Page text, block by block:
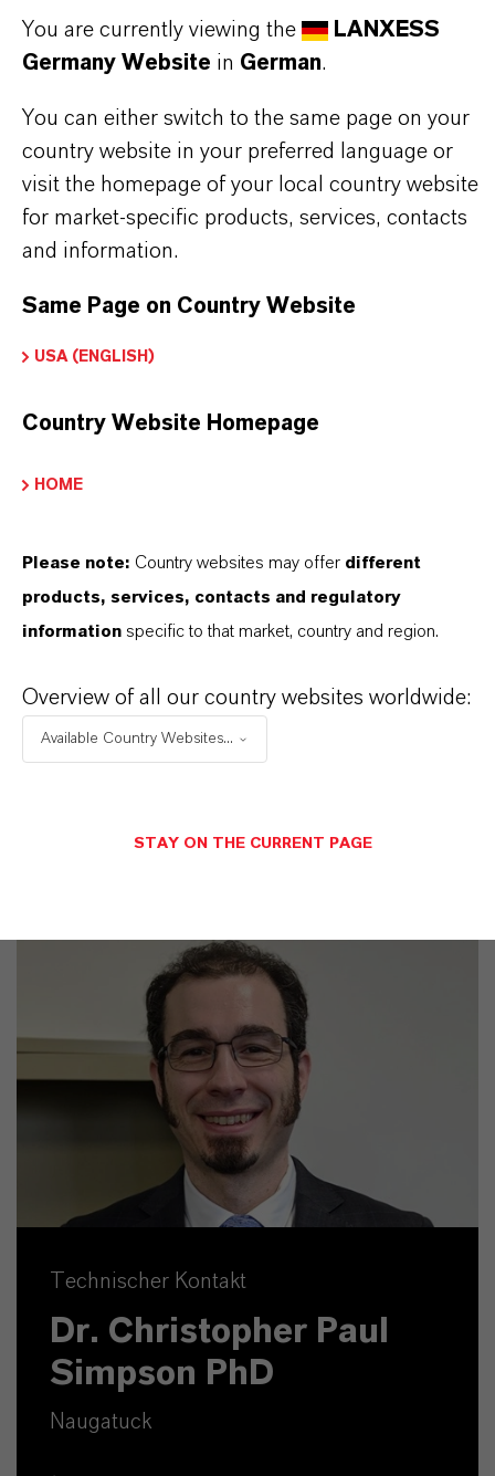
11 Gründe, warum LANXESS der richtige
Partner für Ihr Unternehmen ist
Kaufmännischer Kontakt
Pittsburgh
+1 412 463 9270
NACHRICHT SENDEN
Technischer Kontakt
Dr. Christopher Paul
Simpson PhD
Naugatuck
You are currently viewing the
LANXESS
Germany Website in German.
You can either switch to the same page on your
country website in your preferred language or
visit the homepage of your local country website
for market-specific products, services, contacts
and information.
Same Page on Country Website
USA (ENGLISH)
Country Website Homepage
HOME
Please note: Country websites may offer different
products, services, contacts and regulatory
information specific to that market, country and region.
Overview of all our country websites worldwide:
Available Country Websites...
STAY ON THE CURRENT PAGE